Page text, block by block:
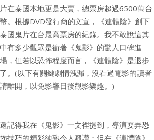
片在泰國本地更是大賣，總票房超過6500萬台
幣。根據DVD發行商的文宣，《連體陰》創下
泰國鬼片在台最高票房的紀錄。我不敢說這其
中有多少觀眾是衝著《鬼影》的驚人口碑進
場，但若以恐怖程度而言，《連體陰》是退步
了。(以下有關鍵劇情洩漏，沒看過電影的讀者
請離開，以免影響日後觀影樂趣。)
還記得我在《鬼影》一文裡提到，導演耍弄恐
怖技巧的精彩純熟令人稱讚；但在《連體陰》